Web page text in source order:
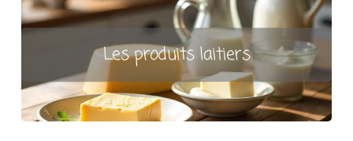
Les produits laitiers